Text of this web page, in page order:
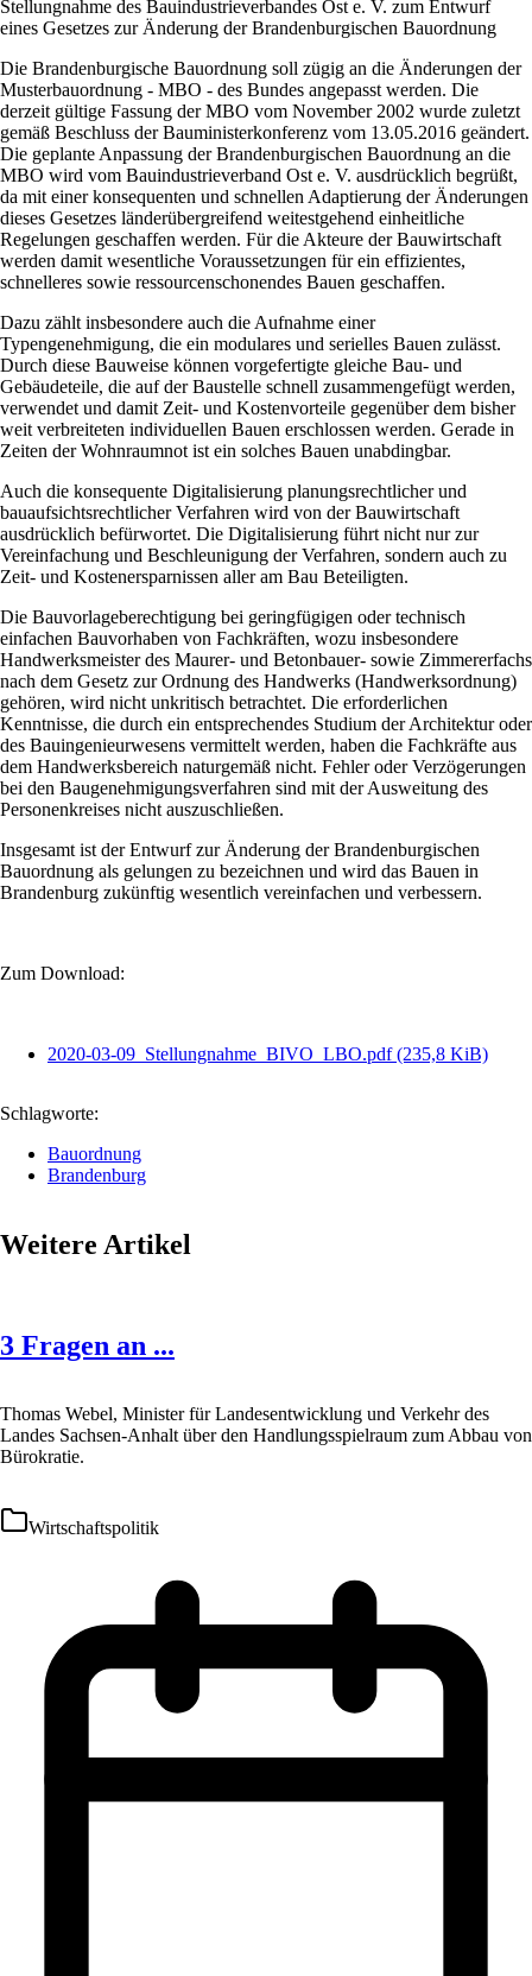
Stellungnahme des Bauindustrieverbandes Ost e. V. zum Entwurf
eines Gesetzes zur Änderung der Brandenburgischen Bauordnung
Die Brandenburgische Bauordnung soll zügig an die Änderungen der
Musterbauordnung - MBO - des Bundes angepasst werden. Die
derzeit gültige Fassung der MBO vom November 2002 wurde zuletzt
gemäß Beschluss der Bauministerkonferenz vom 13.05.2016 geändert.
Die geplante Anpassung der Brandenburgischen Bauordnung an die
MBO wird vom Bauindustrieverband Ost e. V. ausdrücklich begrüßt,
da mit einer konsequenten und schnellen Adaptierung der Änderungen
dieses Gesetzes länderübergreifend weitestgehend einheitliche
Regelungen geschaffen werden. Für die Akteure der Bauwirtschaft
werden damit wesentliche Voraussetzungen für ein effizientes,
schnelleres sowie ressourcenschonendes Bauen geschaffen.
Dazu zählt insbesondere auch die Aufnahme einer
Typengenehmigung, die ein modulares und serielles Bauen zulässt.
Durch diese Bauweise können vorgefertigte gleiche Bau- und
Gebäudeteile, die auf der Baustelle schnell zusammengefügt werden,
verwendet und damit Zeit- und Kostenvorteile gegenüber dem bisher
weit verbreiteten individuellen Bauen erschlossen werden. Gerade in
Zeiten der Wohnraumnot ist ein solches Bauen unabdingbar.
Auch die konsequente Digitalisierung planungsrechtlicher und
bauaufsichtsrechtlicher Verfahren wird von der Bauwirtschaft
ausdrücklich befürwortet. Die Digitalisierung führt nicht nur zur
Vereinfachung und Beschleunigung der Verfahren, sondern auch zu
Zeit- und Kostenersparnissen aller am Bau Beteiligten.
Die Bauvorlageberechtigung bei geringfügigen oder technisch
einfachen Bauvorhaben von Fachkräften, wozu insbesondere
Handwerksmeister des Maurer- und Betonbauer- sowie Zimmererfachs
nach dem Gesetz zur Ordnung des Handwerks (Handwerksordnung)
gehören, wird nicht unkritisch betrachtet. Die erforderlichen
Kenntnisse, die durch ein entsprechendes Studium der Architektur oder
des Bauingenieurwesens vermittelt werden, haben die Fachkräfte aus
dem Handwerksbereich naturgemäß nicht. Fehler oder Verzögerungen
bei den Baugenehmigungsverfahren sind mit der Ausweitung des
Personenkreises nicht auszuschließen.
Insgesamt ist der Entwurf zur Änderung der Brandenburgischen
Bauordnung als gelungen zu bezeichnen und wird das Bauen in
Brandenburg zukünftig wesentlich vereinfachen und verbessern.
Zum Download:
2020-03-09_Stellungnahme_BIVO_LBO.pdf(235,8 KiB)
Schlagworte:
Bauordnung
Brandenburg
Weitere Artikel
3 Fragen an ...
Thomas Webel, Minister für Landesentwicklung und Verkehr des
Landes Sachsen-Anhalt über den Handlungsspielraum zum Abbau von
Bürokratie.
Wirtschaftspolitik